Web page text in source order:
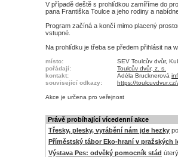
V případě deště s prohlídkou zamíříme do
pana Františka Toulce a jeho rodiny a
Program začíná a končí mimo placený
vstupné.
Na prohlídku je třeba se předem přihlásit na
místo:
SEV Toulcův dvůr,
pořádají:
Toulcův dvůr, z. s.
kontakt:
Adéla Brucknerová
související odkazy:
https://
Akce je určena pro veřejnost
Právě probíhající vícedenní akce
Třesky, plesky, vyrábění nám jde hezky
Příměstský tábor Eko-hraní v pražských
Výstava Pes: odvěký pomocník stád